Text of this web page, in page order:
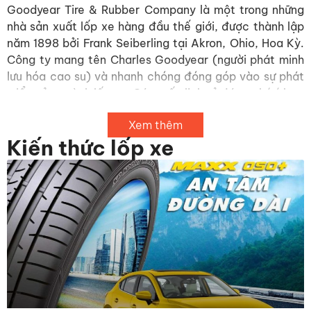
Goodyear Tire & Rubber Company là một trong những
nhà sản xuất lốp xe hàng đầu thế giới, được thành lập
năm 1898 bởi Frank Seiberling tại Akron, Ohio, Hoa Kỳ.
Công ty mang tên Charles Goodyear (người phát minh
lưu hóa cao su) và nhanh chóng đóng góp vào sự phát
triển của ngành lốp xe. Các mốc lịch sử đáng chú ý bao
1898:Thành lập Goodyear Tire.
1908:Lốp Goodyear được sử dụng trên xe của Henry
Ford, góp phần thúc đẩy sự phổ biến của ô tô.
1971: Goodyear là lốp xe đầu tiên lăn bánh trên Mặt
Trăng.
1985: Goodyear sản xuất lốp radial đầu tiên cho máy
bay thương mại.
1997:Goodyear giành chiến thắng tại giải đua F1 Grand
Prix.
2005:Goodyear giới thiệu công nghệ Run On Flat (lốp
chống xịt).
Xem thêm
Kiến thức lốp xe